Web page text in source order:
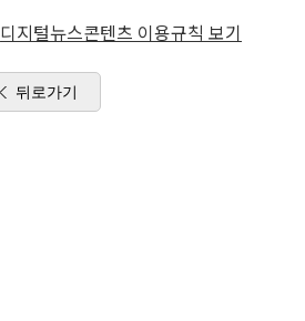
디지털뉴스콘텐츠 이용규칙 보기
뒤로가기